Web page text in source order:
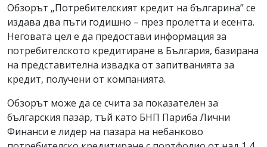
Обзорът „Потребителският кредит на българина” се
издава два пъти годишно – през пролетта и есента.
Неговата цел е да предостави информация за
потребителското кредитиране в България, базирана
на представителна извадка от запитванията за
кредит, получени от компанията.
Обзорът може да се счита за показателен за
българския пазар, тъй като БНП Париба Лични
Финанси е лидер на пазара на небанково